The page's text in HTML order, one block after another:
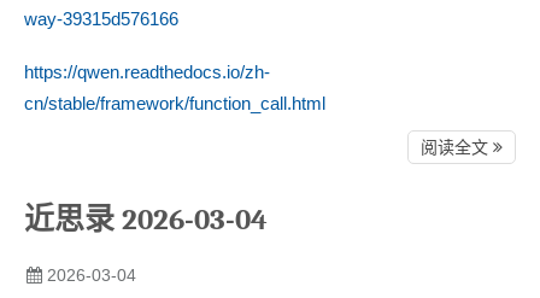
way-39315d576166
https://qwen.readthedocs.io/zh-
cn/stable/framework/function_call.html
阅读全文
近思录 2026-03-04
2026-03-04